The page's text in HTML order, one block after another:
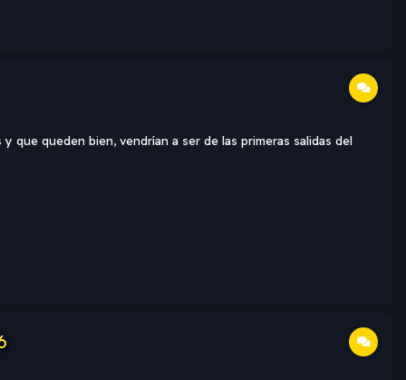
que queden bien, vendrían a ser de las primeras salidas del